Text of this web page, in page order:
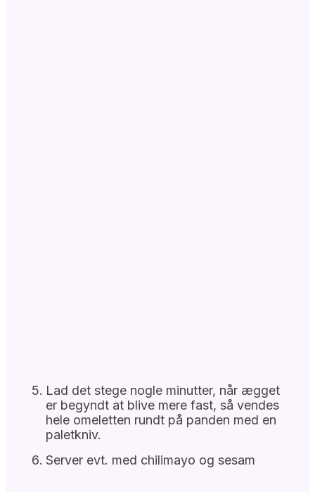
Lad det stege nogle minutter, når ægget
er begyndt at blive mere fast, så vendes
hele omeletten rundt på panden med en
paletkniv.
Server evt. med chilimayo og sesam